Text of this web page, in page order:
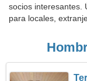
socios interesantes.
para locales,